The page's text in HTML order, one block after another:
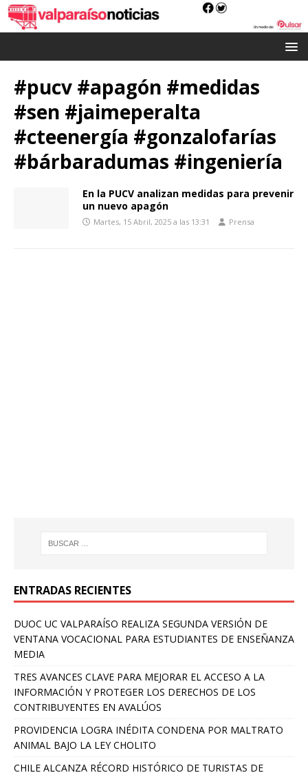
#pucv #apagón #medidas
#sen #jaimeperalta
#cteenergía #gonzalofarías
#bárbaradumas #ingeniería
En la PUCV analizan medidas para prevenir
un nuevo apagón
Martes, 15 Abril, 2025 a las 13:31 Prensa
ENTRADAS RECIENTES
DUOC UC VALPARAÍSO REALIZA SEGUNDA VERSIÓN DE
VENTANA VOCACIONAL PARA ESTUDIANTES DE ENSEÑANZA
MEDIA
TRES AVANCES CLAVE PARA MEJORAR EL ACCESO A LA
INFORMACIÓN Y PROTEGER LOS DERECHOS DE LOS
CONTRIBUYENTES EN AVALÚOS
PROVIDENCIA LOGRA INÉDITA CONDENA POR MALTRATO
ANIMAL BAJO LA LEY CHOLITO
CHILE ALCANZA RÉCORD HISTÓRICO DE TURISTAS DE